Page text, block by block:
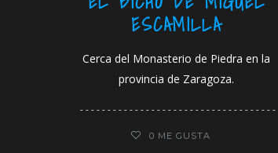
ESCAMILLA
Cerca del Monasterio de Piedra en la
provincia de Zaragoza.
0 ME GUSTA